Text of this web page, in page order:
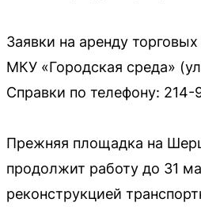
Заявки на аренду
МКУ «Городская среда»
Справки по телефону: 214-
Прежняя площадка на
продолжит работу до 31
реконструкцией